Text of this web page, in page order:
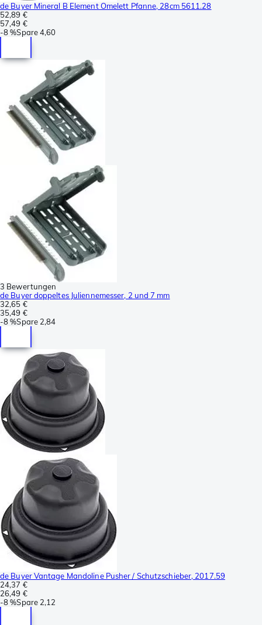
de Buyer Mineral B Element Omelett Pfanne, 28cm 5611.28
52,89 €
57,49 €
-8 %Spare4,60
3 Bewertungen
de Buyer doppeltes Juliennemesser, 2 und 7 mm
32,65 €
35,49 €
-8 %Spare 2,84
de Buyer Vantage Mandoline Pusher / Schutzschieber, 2017.59
24,37 €
26,49 €
-8 %Spare 2,12